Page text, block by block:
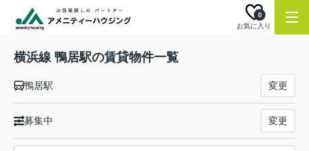
お気に入り
0
横浜線 鴨居駅の賃貸物件一覧
鴨居駅 変更
募集中 変更